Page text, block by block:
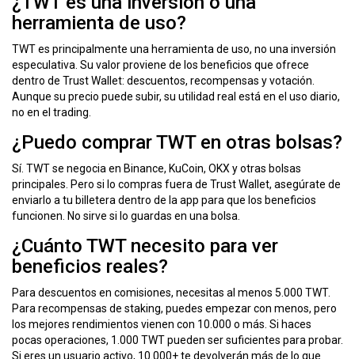
herramienta de uso?
TWT es principalmente una herramienta de uso, no una inversión
especulativa. Su valor proviene de los beneficios que ofrece
dentro de Trust Wallet: descuentos, recompensas y votación.
Aunque su precio puede subir, su utilidad real está en el uso diario,
no en el trading.
¿Puedo comprar TWT en otras bolsas?
Sí. TWT se negocia en Binance, KuCoin, OKX y otras bolsas
principales. Pero si lo compras fuera de Trust Wallet, asegúrate de
enviarlo a tu billetera dentro de la app para que los beneficios
funcionen. No sirve si lo guardas en una bolsa.
¿Cuánto TWT necesito para ver
beneficios reales?
Para descuentos en comisiones, necesitas al menos 5.000 TWT.
Para recompensas de staking, puedes empezar con menos, pero
los mejores rendimientos vienen con 10.000 o más. Si haces
pocas operaciones, 1.000 TWT pueden ser suficientes para probar.
Si eres un usuario activo, 10.000+ te devolverán más de lo que